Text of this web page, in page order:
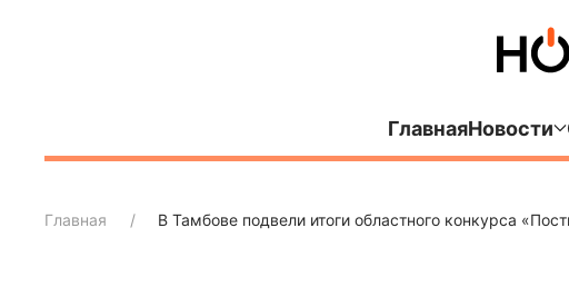
ГлавнаяНовости
Главная В Тамбове подвели итоги областного конкурса